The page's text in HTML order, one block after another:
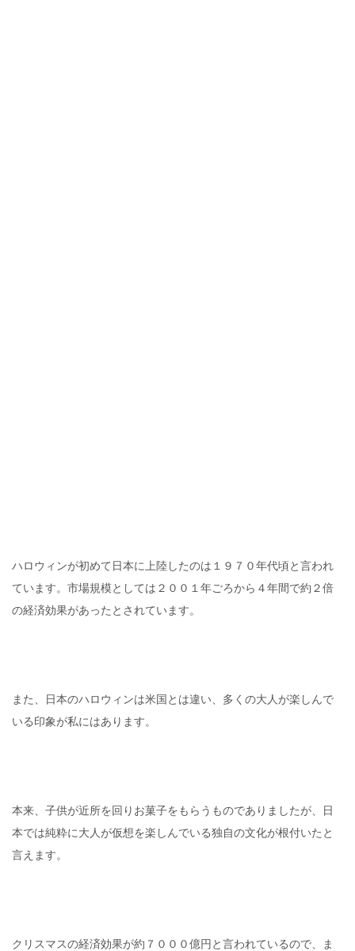
ハロウィンが初めて日本に上陸したのは１９７０年代頃と言われ
ています。市場規模としては２００１年ごろから４年間で約２倍
の経済効果があったとされています。
また、日本のハロウィンは米国とは違い、多くの大人が楽しんで
いる印象が私にはあります。
本来、子供が近所を回りお菓子をもらうものでありましたが、日
本では純粋に大人が仮想を楽しんでいる独自の文化が根付いたと
言えます。
クリスマスの経済効果が約７０００億円と言われているので、ま